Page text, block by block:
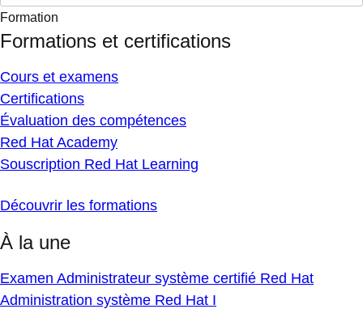
Formation
Formations et certifications
Cours et examens
Certifications
Évaluation des compétences
Red Hat Academy
Souscription Red Hat Learning
Découvrir les formations
À la une
Examen Administrateur système certifié Red Hat
Administration système Red Hat I